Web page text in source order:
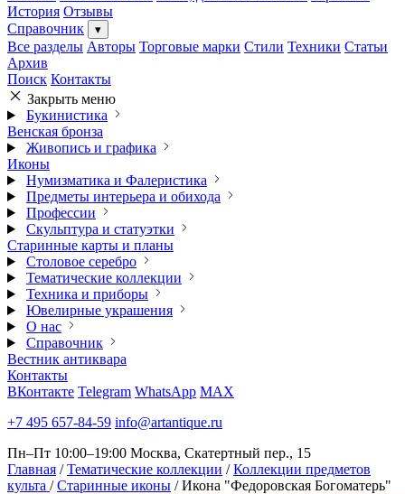
История Отзывы
Справочник
▾
Все разделы Авторы Торговые марки Стили Техники Статьи
Архив
Поиск Контакты
Закрыть меню
Букинистика
Венская бронза
Живопись и графика
Иконы
Нумизматика и Фалеристика
Предметы интерьера и обихода
Профессии
Скульптура и статуэтки
Старинные карты и планы
Столовое серебро
Тематические коллекции
Техника и приборы
Ювелирные украшения
О нас
Справочник
Вестник антиквара
Контакты
ВКонтакте Telegram WhatsApp MAX
+7 495 657-84-59 info@artantique.ru
Пн–Пт 10:00–19:00 Москва, Скатертный пер., 15
Главная / Тематические коллекции / Коллекции предметов
культа / Старинные иконы / Икона "Федоровская Богоматерь"